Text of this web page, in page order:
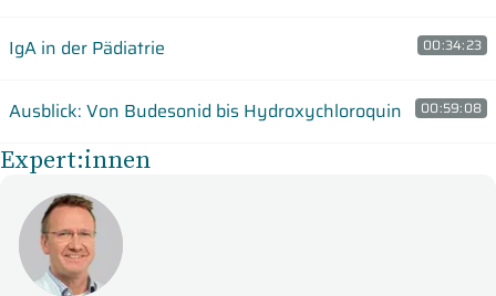
IgA in der Pädiatrie 00:34:23
Ausblick: Von Budesonid bis Hydroxychloroquin 00:59:08
Expert:innen